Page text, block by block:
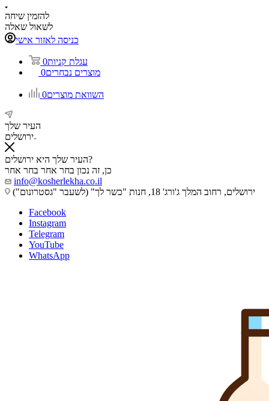
להזמין שיחה
לשאול שאלה
כניסה לאזור אישי
עגלת קניות0
מוצרים נבחרים0
השוואת מוצרים0
העיר שלך
ירושלים
העיר שלך היא ירושלים?
כן, זה נכון בחר אחר בחר אחר
info@kosherlekha.co.il
ירושלים, רחוב המלך ג'ורג' 18, חנות "כשר לך" (לשעבר "גסטרונום")
Facebook
Instagram
Telegram
YouTube
WhatsApp